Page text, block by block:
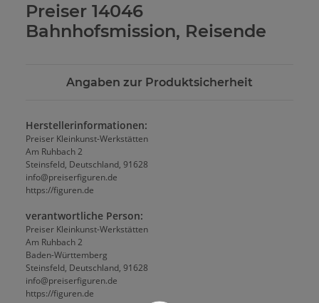
Preiser 14046
Bahnhofsmission, Reisende
Angaben zur Produktsicherheit
Herstellerinformationen:
Preiser Kleinkunst-Werkstätten
Am Ruhbach 2
Steinsfeld, Deutschland, 91628
info@preiserfiguren.de
https://figuren.de
verantwortliche Person:
Preiser Kleinkunst-Werkstätten
Am Ruhbach 2
Baden-Württemberg
Steinsfeld, Deutschland, 91628
info@preiserfiguren.de
https://figuren.de